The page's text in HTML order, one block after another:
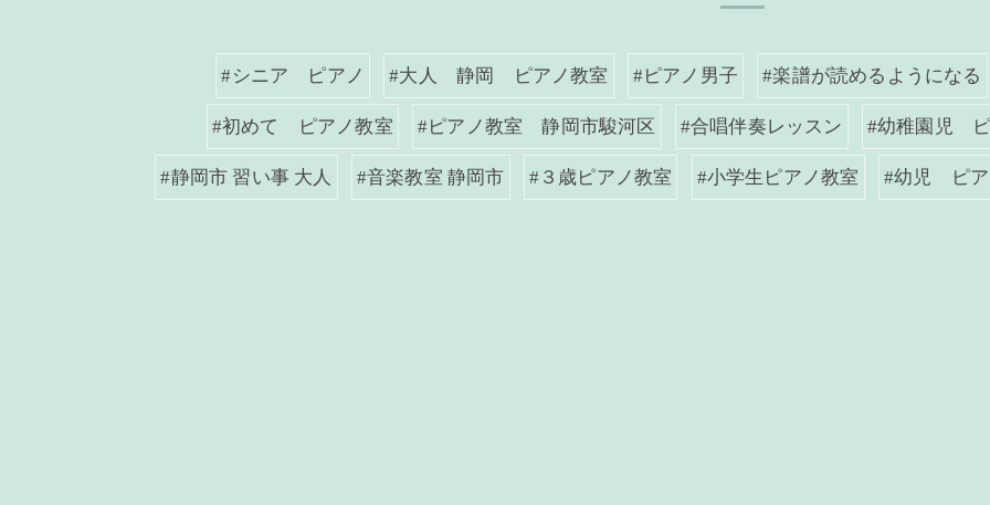
#シニア ピアノ #大人 静岡 ピアノ教室 #ピアノ男子 #楽譜が読めるようになる
#初めて ピアノ教室 #ピアノ教室 静岡市駿河区 #合唱伴奏レッスン #幼稚園児
#静岡市 習い事 大人 #音楽教室 静岡市 #３歳ピアノ教室 #小学生ピアノ教室 #幼児 ピア